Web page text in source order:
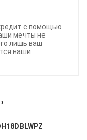
с помощью
мечты не
лишь ваш
наши
0